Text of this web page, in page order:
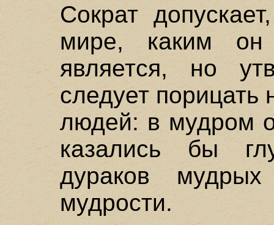
Сократ
мире, каким
является, но
следует
людей: в мудром
казались бы
дураков
мудрости.